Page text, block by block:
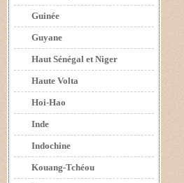
Guinée
Guyane
Haut Sénégal et Niger
Haute Volta
Hoi-Hao
Inde
Indochine
Kouang-Tchéou